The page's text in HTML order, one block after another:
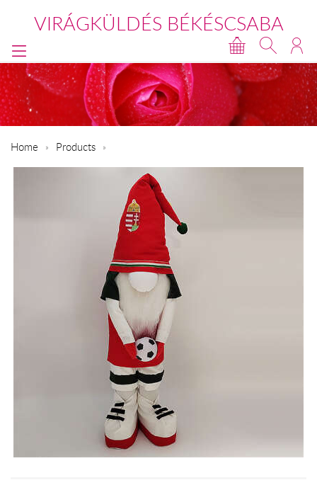
VIRÁGKÜLDÉS BÉKÉSCSABA
Home Products